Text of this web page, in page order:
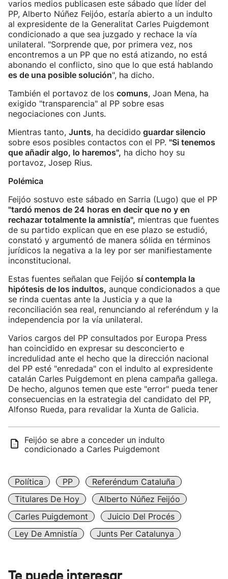
varios medios publicasen este sábado que líder del
PP, Alberto Núñez Feijóo, estaría abierto a un indulto
al expresidente de la Generalitat Carles Puigdemont
condicionado a que sea juzgado y rechace la vía
unilateral. "Sorprende que, por primera vez, nos
encontremos a un PP que no está atizando, no está
abonando el conflicto, sino que lo que está hablando
es de una posible solución", ha dicho.
También el portavoz de los comuns, Joan Mena, ha
exigido "transparencia" al PP sobre esas
negociaciones con Junts.
Mientras tanto, Junts, ha decidido guardar silencio
sobre esos posibles contactos con el PP. "Si tenemos
que añadir algo, lo haremos", ha dicho hoy su
portavoz, Josep Rius.
Polémica
Feijóo sostuvo este sábado en Sarria (Lugo) que el PP
"tardó menos de 24 horas en decir que no y en
rechazar totalmente la amnistía", mientras que fuentes
de su partido explican que en ese plazo se estudió,
constató y argumentó de manera sólida en términos
jurídicos la negativa a la ley por ser manifiestamente
inconstitucional.
Estas fuentes señalan que Feijóo sí contempla la
hipótesis de los indultos, aunque condicionados a que
se rinda cuentas ante la Justicia y a que la
reconciliación sea real, renunciando al referéndum y la
independencia por la vía unilateral.
Varios cargos del PP consultados por Europa Press
han coincidido en expresar su desconcierto e
incredulidad ante el hecho que la dirección nacional
del PP esté "enredada" con el indulto al expresidente
catalán Carles Puigdemont en plena campaña gallega.
De hecho, algunos temen que este "error" pueda tener
consecuencias en la estrategia del candidato del PP,
Alfonso Rueda, para revalidar la Xunta de Galicia.
Feijóo se abre a conceder un indulto
condicionado a Carles Puigdemont
Política PP
Referéndum Cataluña
Titulares De Hoy
Alberto Núñez Feijóo
Carles Puigdemont
Juicio Del Procés
Ley De Amnistía
Junts Per Catalunya